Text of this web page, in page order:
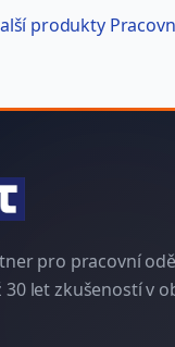
produkty
pro pracovní
30 let zkušeností v